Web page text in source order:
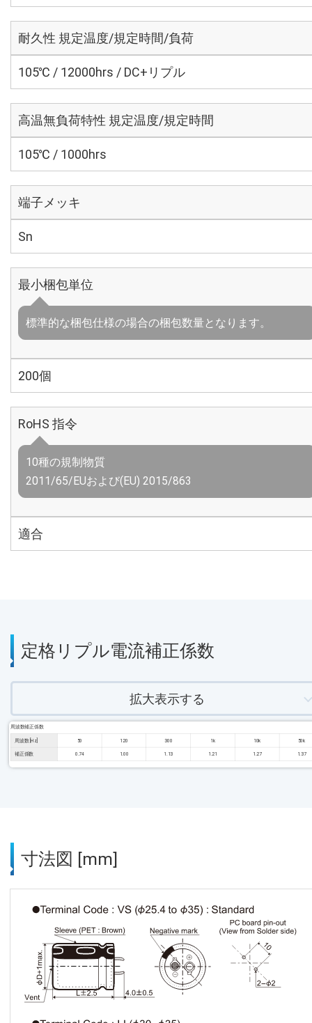
耐久性 規定温度/規定時間/負荷
105℃ / 12000hrs / DC+リプル
高温無負荷特性 規定温度/規定時間
105℃ / 1000hrs
端子メッキ
Sn
最小梱包単位
標準的な梱包仕様の場合の梱包数量となります。
200個
RoHS 指令
10種の規制物質
2011/65/EUおよび(EU) 2015/863
適合
定格リプル電流補正係数
拡大表示する
周波数補正係数
周波数 [Hz] 50 120 300 1k 10k 50k
補正係数 0.74 1.00 1.13 1.21 1.27 1.37
寸法図 [mm]